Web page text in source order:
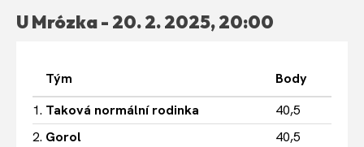
U Mrózka - 20. 2. 2025, 20:00
Tým
Body
1. Taková normální rodinka
40,5
2. Gorol
40,5